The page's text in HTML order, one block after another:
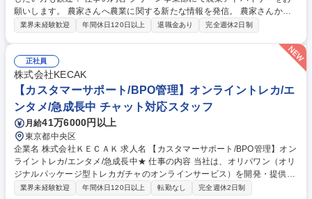
願いします。 農家さんへ農業に関する新たな情報を発信。 農家さんから
のお困り事に対応。営農指導など。 《入社後の流れ》 まずはアドバイザ
～2年程度） ■植物の栽培管理や販売に関わる業務全般 ■いちごに関する栽
培業務全般（他トマト・ブルーベリーなど） ■ネット通販受注及び発送業
務 ■マルシェなどへの出張販売/キッチンカーによる販売/SNSの更新等 募
集職種 【農業アドバイザー】★農業デビューしたい方も歓迎！
業界未経験歓迎 年間休日120日以上 退職金あり 完全週休2日制
正社員
株式会社KECAK
【カスタマーサポート/BPO管理】オンライントレカ/エ
ンタメ/急成長中 チャット対応スタッフ
月給41万6000円以上
東京都中央区
企業名 株式会社ＫＥＣＡＫ 求人名 【カスタマーサポート/BPO管理】オン
ライントレカ/エンタメ/急成長中★ 仕事の内容 当社は、オリパワン（オリ
ジナルパッケージ型トレカガチャのオンラインサービス）を開発・提供し
ています。「エンタメ×デジタル」の領域で日本一を目指す当社にて《カ
業界未経験歓迎 年間休日120日以上 転勤なし 完全週休2日制